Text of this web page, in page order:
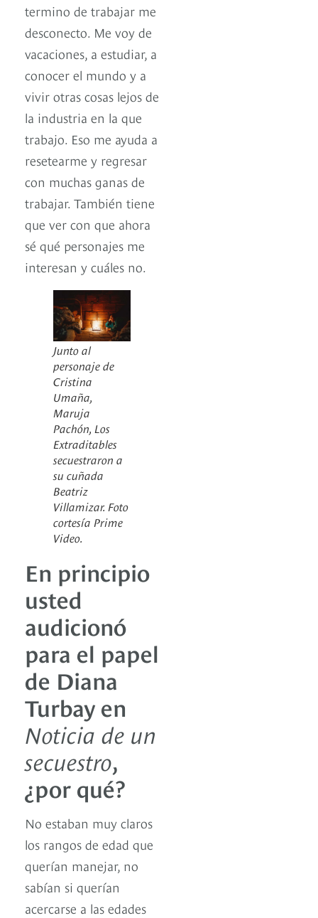
termino de trabajar me
desconecto. Me voy de
vacaciones, a estudiar, a
conocer el mundo y a
vivir otras cosas lejos de
la industria en la que
trabajo. Eso me ayuda a
resetearme y regresar
con muchas ganas de
trabajar. También tiene
que ver con que ahora
sé qué personajes me
interesan y cuáles no.
Junto al
personaje de
Cristina
Umaña,
Maruja
Pachón, Los
Extraditables
secuestraron a
su cuñada
Beatriz
Villamizar. Foto
cortesía Prime
Video.
En principio
usted
audicionó
para el papel
de Diana
Turbay en
Noticia de un
secuestro,
¿por qué?
No estaban muy claros
los rangos de edad que
querían manejar, no
sabían si querían
acercarse a las edades